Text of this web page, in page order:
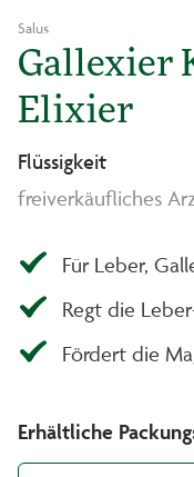
Salus
Gallexier
Elixier
Flüssigkeit
freiverkäufliches
Für Leber,
Regt die
Fördert die
Erhältliche